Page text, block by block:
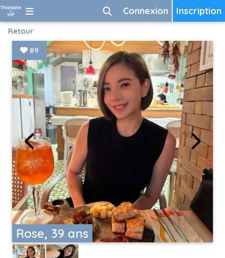
Inscription
Connexion
Retour
Rose, 39 ans
89